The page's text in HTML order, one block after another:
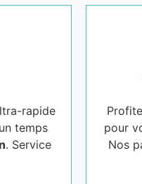
rapide
temps
. Service
pour
Nos